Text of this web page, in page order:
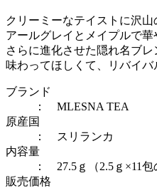
クリーミーなテイストに沢
アールグレイとメイプルで
さらに進化させた隠れ名ブレ
味わってほしくて、リバイバ
ブランド
： MLESNA TEA
原産国
： スリランカ
内容量
： 27.5ｇ（2.5ｇ×11
販売価格